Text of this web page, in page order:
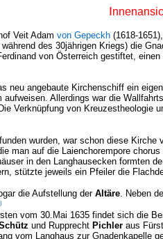
I
Veit Adam von Gepeckh(1618-
des 30jährigen Kriegs) die
von Österreich gestiftet,
neu angebaute Kirchenschiff ein
Allerdings war die
Verknüpfung von Kreuzestheologie
wurden, war schon diese
man auf die Laienchorempore
in den Langhausecken formten
stützte jeweils ein Pfeiler die
die Aufstellung der Altäre. Neben
vom 30.Mai 1635 findet sich die
und Rupprecht Pichleraus
vom Langhaus zur Gnadenkapelle